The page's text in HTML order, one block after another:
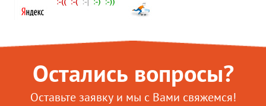
Остались вопросы?
Оставьте заявку и мы с Вами свяжемся!